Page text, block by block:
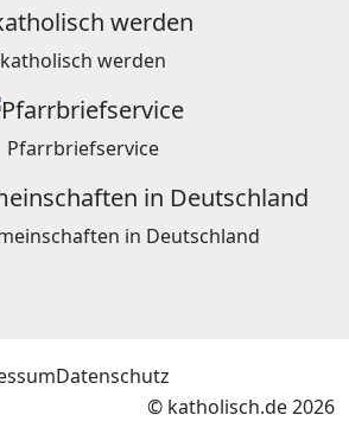
katholisch werden
Pfarrbriefservice
in Deutschland
Datenschutz
© katholisch.de 2026